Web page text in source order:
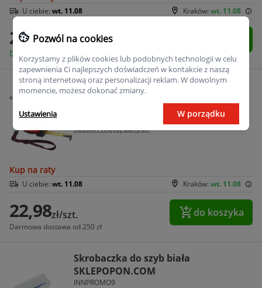
Kraków: wt. 11.08
U ciebie: wt. 11.08
291,16zł/szt.
Darmowa dostawa
ENERGY NE00666
ENERGYNE00666
Rozwiń więcej danych
Kup na raty
Kraków: wt. 11.08
U ciebie: wt. 11.08
22,98zł/szt.
Darmowa dostawa od 250 zł
do koszyka
Skrobaczka do szyb biała
SKLEPOPON.COM
INNPROMO9
Pozwól na cookies
Korzystamy z plików cookies lub podobnych technologii w celu
zapewnienia Ci najlepszych doświadczeń w kontakcie z naszą
stroną internetową oraz personalizacji reklam. W dowolnym
momencie, możesz dokonać zmiany.
Ustawienia W porządku